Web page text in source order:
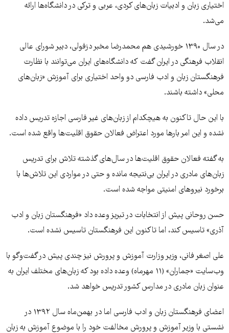
اختیاری زبان و ادبیات زبان‌های کردی، عربی و ترکی در دانشگاه‌ها ارائه
می‌شد.
در سال ۱۳۹۰ خورشیدی هم محمدرضا مخبر دزفولی، دبیر شورای عالی
انقلاب فرهنگی در ایران گفت که دانشگاه‌های ایران می‌توانند با نظارت
فرهنگستان زبان و ادب فارسی دو واحد اختیاری برای آموزش «زبان‌های
محلی» داشته باشند.
با این حال تاکنون به هیچکدام از زبان‌های غیر فارسی اجازه تدریس داده
نشده و این امر بارها مورد اعتراض فعالان حقوق اقلیت‌ها واقع شده است.
به گفته فعالان حقوق اقلیت‌ها در سال‌های گذشته تلاش برای تدریس
زبان‌های مادری در ایران بی‌نتیجه‌ مانده و حتی در مواردی این تلاش‌ها با
برخورد نیرو‌های امنیتی مواجه شده است.
حسن روحانی پیش از انتخابات در تبریز وعده داد «فرهنگستان زبان و ادب
آذری» تاسیس کند، اما تاکنون این فرهنگستان تاسیس نشده است.
علی اصغر فانی، وزیر وزارت آموزش و پرورش نیز چندی پیش در گفت‌وگو با
وب‌سایت «جماران» ‌(۱۱ مهرماه) وعده داده بود که زبان‌های مختلف ایران به
عنوان زبان مادری در مدارس کشور تدریس خواهد شد.
اعضای فرهنگستان زبان و ادب فارسی اما در بهمن‌ماه سال ۱۳۹۲ در
نشستی با وزیر آموزش و پرورش مخالفت خود را با موضوع آموزش به زبان